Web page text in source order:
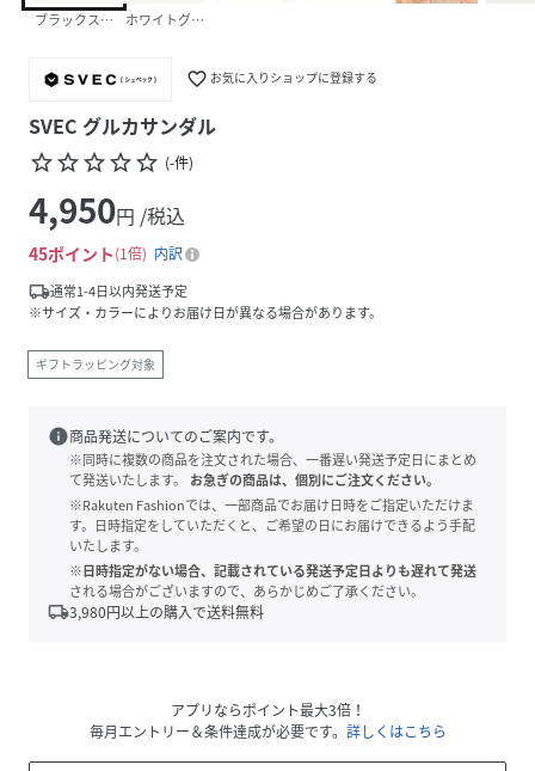
ブラックスムースホワイトグレイン
favorite_border お気に入りショップに登録する
SVEC グルカサンダル
star_borderstar_borderstar_borderstar_borderstar_border (-件)
4,950円 /税込
45ポイント 1倍
内訳
local_shipping通常1-4日以内発送予定
※サイズ・カラーによりお届け日が異なる場合があります。
ギフトラッピング対象
info商品発送についてのご案内です。
※同時に複数の商品を注文された場合、一番遅い発送予定日にまとめ
て発送いたします。
お急ぎの商品は、個別にご注文ください。
※Rakuten Fashionでは、一部商品でお届け日時をご指定いただけま
す。日時指定をしていただくと、ご希望の日にお届けできるよう手配
いたします。
※日時指定がない場合、記載されている発送予定日よりも遅れて発送
される場合がございますので、あらかじめご了承ください。
local_shipping3,980円以上の購入で送料無料
アプリならポイント最大3倍！
毎月エントリー＆条件達成が必要です。 詳しくはこちら